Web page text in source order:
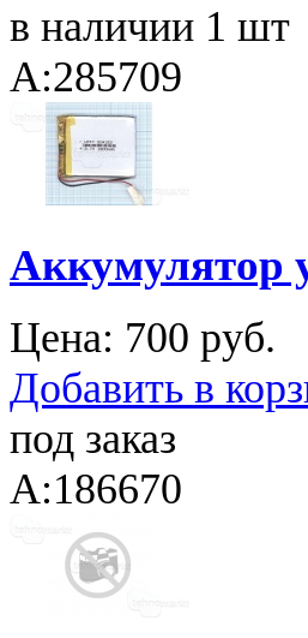
в наличии 1 шт
A:285709
Аккумулятор
Цена: 700 руб.
Добавить в
под заказ
A:186670